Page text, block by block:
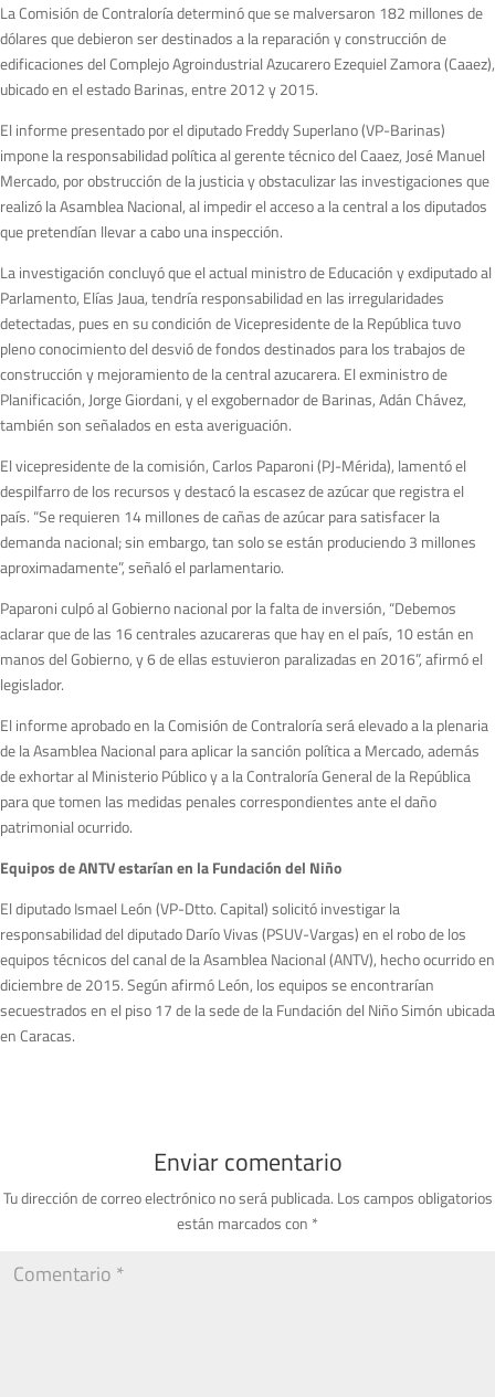
La Comisión de Contraloría determinó que se malversaron 182 millones de
dólares que debieron ser destinados a la reparación y construcción de
edificaciones del Complejo Agroindustrial Azucarero Ezequiel Zamora (Caaez),
ubicado en el estado Barinas, entre 2012 y 2015.
El informe presentado por el diputado Freddy Superlano (VP-Barinas)
impone la responsabilidad política al gerente técnico del Caaez, José Manuel
Mercado, por obstrucción de la justicia y obstaculizar las investigaciones que
realizó la Asamblea Nacional, al impedir el acceso a la central a los diputados
que pretendían llevar a cabo una inspección.
La investigación concluyó que el actual ministro de Educación y exdiputado al
Parlamento, Elías Jaua, tendría responsabilidad en las irregularidades
detectadas, pues en su condición de Vicepresidente de la República tuvo
pleno conocimiento del desvió de fondos destinados para los trabajos de
construcción y mejoramiento de la central azucarera. El exministro de
Planificación, Jorge Giordani, y el exgobernador de Barinas, Adán Chávez,
también son señalados en esta averiguación.
El vicepresidente de la comisión, Carlos Paparoni (PJ-Mérida), lamentó el
despilfarro de los recursos y destacó la escasez de azúcar que registra el
país. “Se requieren 14 millones de cañas de azúcar para satisfacer la
demanda nacional; sin embargo, tan solo se están produciendo 3 millones
aproximadamente”, señaló el parlamentario.
Paparoni culpó al Gobierno nacional por la falta de inversión, “Debemos
aclarar que de las 16 centrales azucareras que hay en el país, 10 están en
manos del Gobierno, y 6 de ellas estuvieron paralizadas en 2016”, afirmó el
legislador.
El informe aprobado en la Comisión de Contraloría será elevado a la plenaria
de la Asamblea Nacional para aplicar la sanción política a Mercado, además
de exhortar al Ministerio Público y a la Contraloría General de la República
para que tomen las medidas penales correspondientes ante el daño
patrimonial ocurrido.
Equipos de ANTV estarían en la Fundación del Niño
El diputado Ismael León (VP-Dtto. Capital) solicitó investigar la
responsabilidad del diputado Darío Vivas (PSUV-Vargas) en el robo de los
equipos técnicos del canal de la Asamblea Nacional (ANTV), hecho ocurrido en
diciembre de 2015. Según afirmó León, los equipos se encontrarían
secuestrados en el piso 17 de la sede de la Fundación del Niño Simón ubicada
en Caracas.
Enviar comentario
Tu dirección de correo electrónico no será publicada. Los campos obligatorios
están marcados con *